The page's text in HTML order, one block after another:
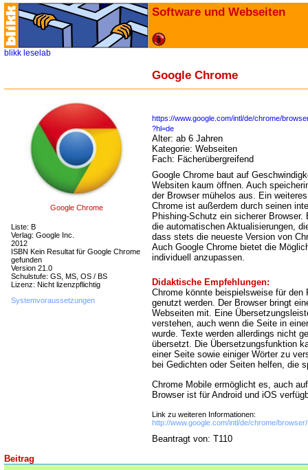
Software und Webseiten
blikk leselab
Google Chrome
Google Chrome
Liste: B
Verlag: Google Inc.
2012
ISBN Kein Resultat für Google Chrome
gefunden
Version 21.0
Schulstufe: GS, MS, OS / BS
Lizenz: Nicht lizenzpflichtig
Systemvoraussetzungen
https://www.google.com/intl/de/chrome/
?hl=de
Alter: ab 6 Jahren
Kategorie: Webseiten
Fach: Fächerübergreifend
Google Chrome baut auf
Websiten kaum öffnen. Auch
der Browser mühelos aus. Ein
Chrome ist außerdem durch seinen
Phishing-Schutz ein sicherer
die automatischen Aktualisierungen,
dass stets die neueste Version von
Auch Google Chrome bietet die
individuell anzupassen.
Didaktische Empfehlungen:
Chrome könnte beispielsweise für den
genutzt werden. Der Browser bringt
Webseiten mit. Eine
verstehen, auch wenn die Seite in
wurde. Texte werden allerdings nicht
übersetzt. Die Übersetzungsfunktion
einer Seite sowie einiger Wörter zu
bei Gedichten oder Seiten helfen, die
Chrome Mobile ermöglicht es, auch
Browser ist für Android und iOS
Link zu weiteren Informationen:
http://www.google.com/intl/de/chrome/
Beantragt von: T110
Beitrag